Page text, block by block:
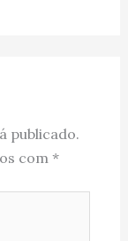
publicado.
com *